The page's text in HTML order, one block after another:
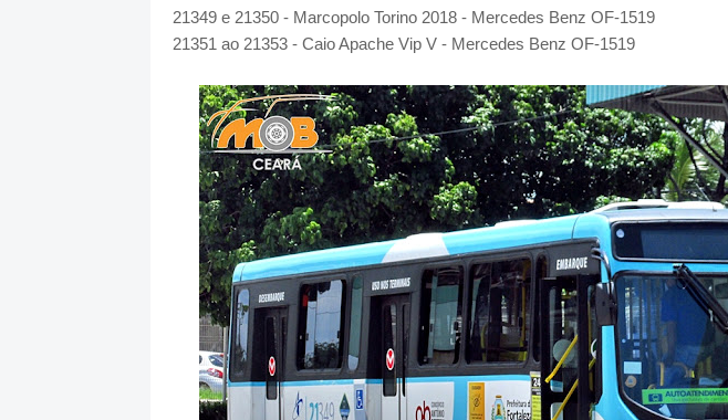
21349 e 21350 - Marcopolo Torino 2018 - Mercedes Benz OF-1519
21351 ao 21353 - Caio Apache Vip V - Mercedes Benz OF-1519